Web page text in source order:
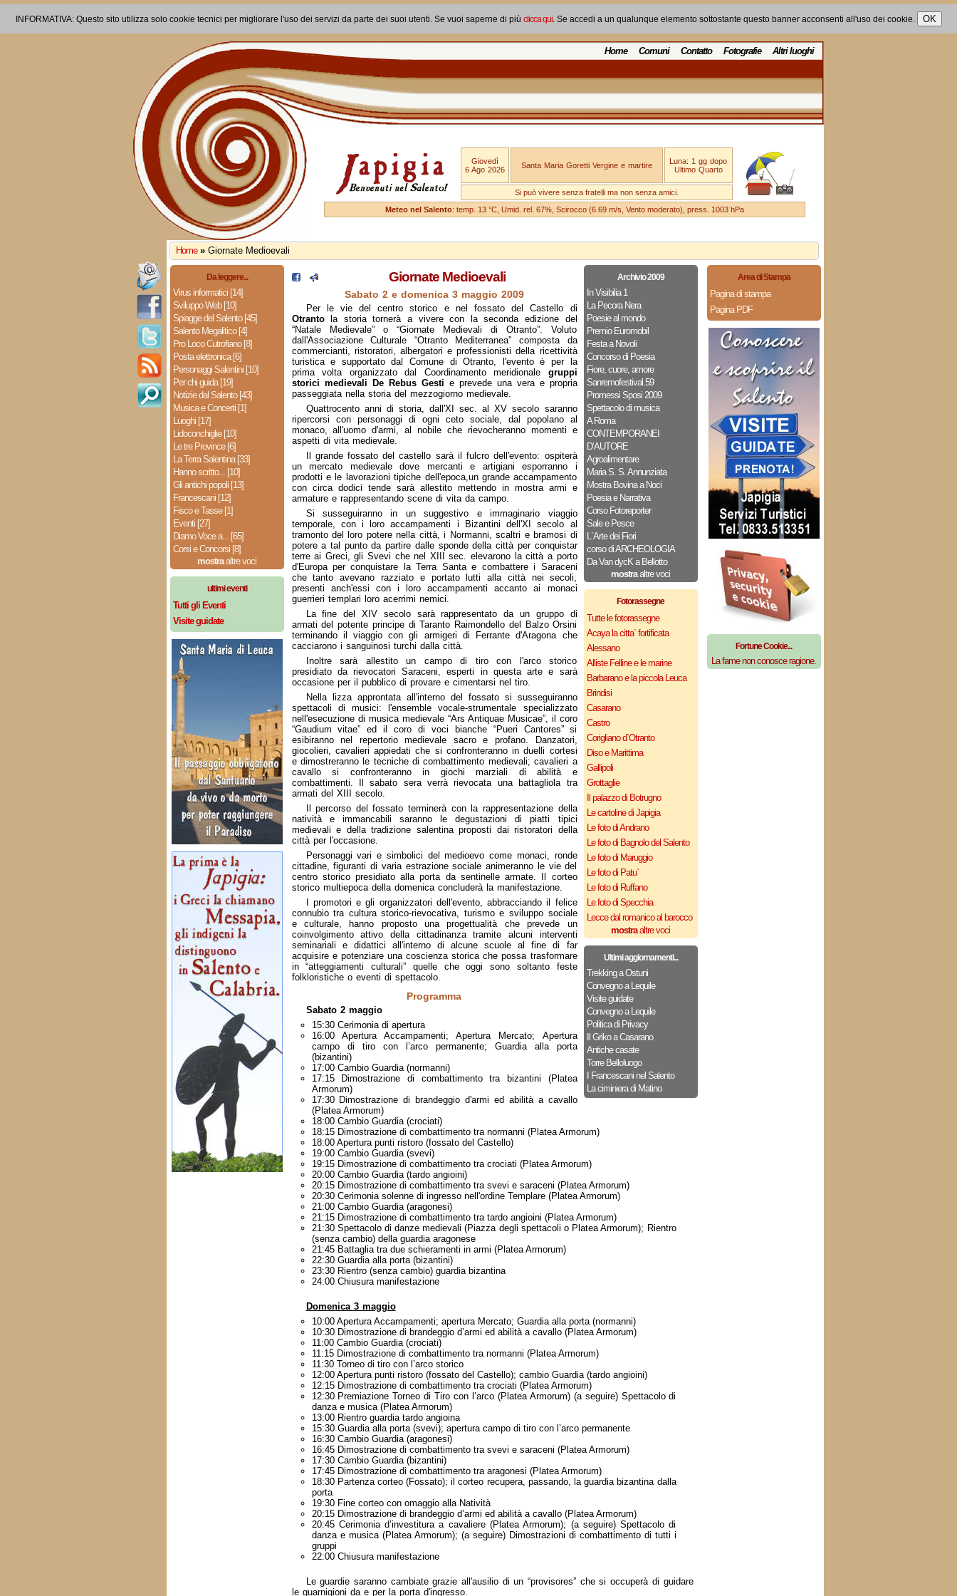
INFORMATIVA: Questo sito utilizza solo cookie tecnici per migliorare l'uso dei servizi da parte dei suoi utenti. Se vuoi saperne di più clicca qui. Se accedi a un qualunque elemento sottostante questo banner acconsenti all'uso dei cookie.
Home Comuni Contatto Fotografie Altri luoghi
Giovedì
6 Ago 2026
Santa Maria Goretti Vergine e martire
Luna: 1 gg dopo
Ultimo Quarto
Si può vivere senza fratelli ma non senza amici.
Meteo nel Salento: temp. 13 °C, Umid. rel. 67%, Scirocco (6.69 m/s, Vento moderato), press. 1003 hPa
Home » Giornate Medioevali
Da leggere...
Virus informatici [14]
Sviluppo Web [10]
Spiagge del Salento [45]
Salento Megalitico [4]
Pro Loco Cutrofiano [8]
Posta elettronica [6]
Personaggi Salentini [10]
Per chi guida [19]
Notizie dal Salento [43]
Musica e Concerti [1]
Luoghi [17]
Lidoconchiglie [10]
Le tre Province [6]
La Terra Salentina [33]
Hanno scritto... [10]
Gli antichi popoli [13]
Francescani [12]
Fisco e Tasse [1]
Eventi [27]
Diamo Voce a... [65]
Corsi e Concorsi [8]
mostraaltre voci
ultimi eventi
Tutti gli Eventi
Visite guidate
Archivio 2009
In Visibilia 1
La Pecora Nera
Poesie al mondo
Premio Euromobil
Festa a Novoli
Concorso di Poesia
Fiore, cuore, amore
Sanremofestival.59
Promessi Sposi 2009
Spettacolo di musica
A Roma
CONTEMPORANEI
D’AUTORE
Agroalimentare
Maria S. S. Annunziata
Mostra Bovina a Noci
Poesia e Narrativa
Corso Fotoreporter
Sale e Pesce
L`Arte dei Fiori
corso di ARCHEOLOGIA
Da Van dycK a Bellotto
mostraaltre voci
Fotorassegne
Tutte le fotorassegne
Acaya la citta` fortificata
Alessano
Alliste Felline e le marine
Barbarano e la piccola Leuca
Brindisi
Casarano
Castro
Corigliano d`Otranto
Diso e Marittima
Gallipoli
Grottaglie
Il palazzo di Botrugno
Le cartoline di Japigia
Le foto di Andrano
Le foto di Bagnolo del Salento
Le foto di Maruggio
Le foto di Patu`
Le foto di Ruffano
Le foto di Specchia
Lecce dal romanico al barocco
mostraaltre voci
Ultimi aggiornamenti...
Trekking a Ostuni
Convegno a Lequile
Visite guidate
Convegno a Lequile
Politica di Privacy
Il Griko a Casarano
Antiche casate
Torre Belloluogo
I Francescani nel Salento
La ciminiera di Matino
Giornate Medioevali
Sabato 2 e domenica 3 maggio 2009
Per le vie del centro storico e nel fossato del Castello di
Otrantola storia tornerà a vivere con la seconda edizione del
“Natale Medievale” o “Giornate Medievali di Otranto”. Voluto
dall'Associazione Culturale “Otranto Mediterranea” composta da
commercianti, ristoratori, albergatori e professionisti della ricettività
turistica e supportato dal Comune di Otranto, l'evento è per la
prima volta organizzato dal Coordinamento meridionale gruppi
storici medievali De Rebus Gesti e prevede una vera e propria
passeggiata nella storia del mezzogiorno medievale.
Quattrocento anni di storia, dall'XI sec. al XV secolo saranno
ripercorsi con personaggi di ogni ceto sociale, dal popolano al
monaco, all'uomo d'armi, al nobile che rievocheranno momenti e
aspetti di vita medievale.
Il grande fossato del castello sarà il fulcro dell'evento: ospiterà
un mercato medievale dove mercanti e artigiani esporranno i
prodotti e le lavorazioni tipiche dell'epoca,un grande accampamento
con circa dodici tende sarà allestito mettendo in mostra armi e
armature e rappresentando scene di vita da campo.
Si susseguiranno in un suggestivo e immaginario viaggio
temporale, con i loro accampamenti i Bizantini dell'XI secolo al
tramonto del loro potere nella città, i Normanni, scaltri e bramosi di
potere a tal punto da partire dalle sponde della città per conquistar
terre ai Greci, gli Svevi che nel XIII sec. elevarono la città a porto
d'Europa per conquistare la Terra Santa e combattere i Saraceni
che tanto avevano razziato e portato lutti alla città nei secoli,
presenti anch'essi con i loro accampamenti accanto ai monaci
guerrieri templari loro acerrimi nemici.
La fine del XIV secolo sarà rappresentato da un gruppo di
armati del potente principe di Taranto Raimondello del Balzo Orsini
terminando il viaggio con gli armigeri di Ferrante d'Aragona che
cacciarono i sanguinosi turchi dalla città.
Inoltre sarà allestito un campo di tiro con l'arco storico
presidiato da rievocatori Saraceni, esperti in questa arte e sarà
occasione per il pubblico di provare e cimentarsi nel tiro.
Nella lizza approntata all'interno del fossato si susseguiranno
spettacoli di musici: l'ensemble vocale-strumentale specializzato
nell'esecuzione di musica medievale “Ars Antiquae Musicae”, il coro
“Gaudium vitae” ed il coro di voci bianche “Pueri Cantores” si
esibiranno nel repertorio medievale sacro e profano. Danzatori,
giocolieri, cavalieri appiedati che si confronteranno in duelli cortesi
e dimostreranno le tecniche di combattimento medievali; cavalieri a
cavallo si confronteranno in giochi marziali di abilità e
combattimenti. Il sabato sera verrà rievocata una battagliola tra
armati del XIII secolo.
Il percorso del fossato terminerà con la rappresentazione della
natività e immancabili saranno le degustazioni di piatti tipici
medievali e della tradizione salentina proposti dai ristoratori della
città per l'occasione.
Personaggi vari e simbolici del medioevo come monaci, ronde
cittadine, figuranti di varia estrazione sociale animeranno le vie del
centro storico presidiato alla porta da sentinelle armate. Il corteo
storico multiepoca della domenica concluderà la manifestazione.
I promotori e gli organizzatori dell'evento, abbracciando il felice
connubio tra cultura storico-rievocativa, turismo e sviluppo sociale
e culturale, hanno proposto una progettualità che prevede un
coinvolgimento attivo della cittadinanza tramite alcuni interventi
seminariali e didattici all'interno di alcune scuole al fine di far
acquisire e potenziare una coscienza storica che possa trasformare
in “atteggiamenti culturali” quelle che oggi sono soltanto feste
folkloristiche o eventi di spettacolo.
Programma
Sabato 2 maggio
15:30 Cerimonia di apertura
16:00 Apertura Accampamenti; Apertura Mercato; Apertura
campo di tiro con l’arco permanente; Guardia alla porta
(bizantini)
17:00 Cambio Guardia (normanni)
17:15 Dimostrazione di combattimento tra bizantini (Platea
Armorum)
17:30 Dimostrazione di brandeggio d'armi ed abilità a cavallo
(Platea Armorum)
18:00 Cambio Guardia (crociati)
18:15 Dimostrazione di combattimento tra normanni (Platea Armorum)
18:00 Apertura punti ristoro (fossato del Castello)
19:00 Cambio Guardia (svevi)
19:15 Dimostrazione di combattimento tra crociati (Platea Armorum)
20:00 Cambio Guardia (tardo angioini)
20:15 Dimostrazione di combattimento tra svevi e saraceni (Platea Armorum)
20:30 Cerimonia solenne di ingresso nell'ordine Templare (Platea Armorum)
21:00 Cambio Guardia (aragonesi)
21:15 Dimostrazione di combattimento tra tardo angioini (Platea Armorum)
21:30 Spettacolo di danze medievali (Piazza degli spettacoli o Platea Armorum); Rientro
(senza cambio) della guardia aragonese
21:45 Battaglia tra due schieramenti in armi (Platea Armorum)
22:30 Guardia alla porta (bizantini)
23:30 Rientro (senza cambio) guardia bizantina
24:00 Chiusura manifestazione
Domenica 3 maggio
10:00 Apertura Accampamenti; apertura Mercato; Guardia alla porta (normanni)
10:30 Dimostrazione di brandeggio d’armi ed abilità a cavallo (Platea Armorum)
11:00 Cambio Guardia (crociati)
11:15 Dimostrazione di combattimento tra normanni (Platea Armorum)
11:30 Torneo di tiro con l’arco storico
12:00 Apertura punti ristoro (fossato del Castello); cambio Guardia (tardo angioini)
12:15 Dimostrazione di combattimento tra crociati (Platea Armorum)
12:30 Premiazione Torneo di Tiro con l’arco (Platea Armorum) (a seguire) Spettacolo di
danza e musica (Platea Armorum)
13:00 Rientro guardia tardo angioina
15:30 Guardia alla porta (svevi); apertura campo di tiro con l’arco permanente
16:30 Cambio Guardia (aragonesi)
16:45 Dimostrazione di combattimento tra svevi e saraceni (Platea Armorum)
17:30 Cambio Guardia (bizantini)
17:45 Dimostrazione di combattimento tra aragonesi (Platea Armorum)
18:30 Partenza corteo (Fossato); il corteo recupera, passando, la guardia bizantina dalla
porta
19:30 Fine corteo con omaggio alla Natività
20:15 Dimostrazione di brandeggio d’armi ed abilità a cavallo (Platea Armorum)
20:45 Cerimonia d’investitura a cavaliere (Platea Armorum); (a seguire) Spettacolo di
danza e musica (Platea Armorum); (a seguire) Dimostrazioni di combattimento di tutti i
gruppi
22:00 Chiusura manifestazione
Le guardie saranno cambiate grazie all'ausilio di un “provisores” che si occuperà di guidare
le guarnigioni da e per la porta d'ingresso.
Area di Stampa
Pagina di stampa
Pagina PDF
Fortune Cookie...
La fame non conosce ragione.